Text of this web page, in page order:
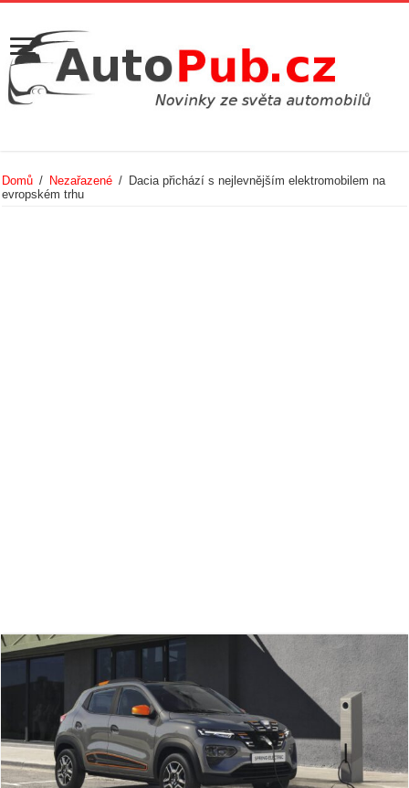
Domů / Nezařazené / Dacia přichází s nejlevnějším elektromobilem na
evropském trhu